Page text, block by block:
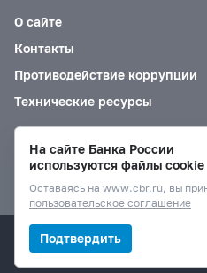
О сайте
Контакты
Противодействие коррупции
Технические ресурсы
Версия для
© Банк России, 2000–2026.
На сайте Банка России
используются файлы cookie
Оставаясь на www.cbr.ru, вы
пользовательское соглашение
Подтвердить